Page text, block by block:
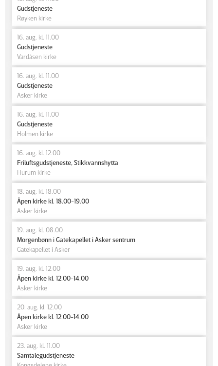
Gudstjeneste
Røyken kirke
16. aug. kl. 11.00
Gudstjeneste
Vardåsen kirke
16. aug. kl. 11.00
Gudstjeneste
Asker kirke
16. aug. kl. 11.00
Gudstjeneste
Holmen kirke
16. aug. kl. 12.00
Friluftsgudstjeneste, Stikkvannshytta
Hurum kirke
18. aug. kl. 18.00
Åpen kirke kl. 18.00-19.00
Asker kirke
19. aug. kl. 08.00
Morgenbønn i Gatekapellet i Asker sentrum
Gatekapellet i Asker
19. aug. kl. 12.00
Åpen kirke kl. 12.00-14.00
Asker kirke
20. aug. kl. 12.00
Åpen kirke kl. 12.00-14.00
Asker kirke
23. aug. kl. 11.00
Samtalegudstjeneste